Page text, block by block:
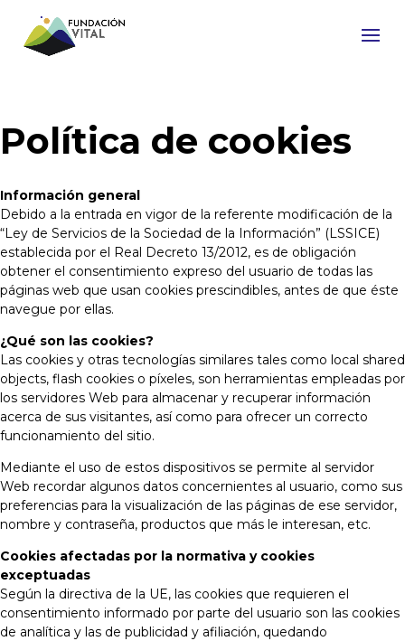
Política de cookies
Información general
Debido a la entrada en vigor de la referente modificación de la
“Ley de Servicios de la Sociedad de la Información” (LSSICE)
establecida por el Real Decreto 13/2012, es de obligación
obtener el consentimiento expreso del usuario de todas las
páginas web que usan cookies prescindibles, antes de que éste
navegue por ellas.
¿Qué son las cookies?
Las cookies y otras tecnologías similares tales como local shared
objects, flash cookies o píxeles, son herramientas empleadas por
los servidores Web para almacenar y recuperar información
acerca de sus visitantes, así como para ofrecer un correcto
funcionamiento del sitio.
Mediante el uso de estos dispositivos se permite al servidor
Web recordar algunos datos concernientes al usuario, como sus
preferencias para la visualización de las páginas de ese servidor,
nombre y contraseña, productos que más le interesan, etc.
Cookies afectadas por la normativa y cookies
exceptuadas
Según la directiva de la UE, las cookies que requieren el
consentimiento informado por parte del usuario son las cookies
de analítica y las de publicidad y afiliación, quedando